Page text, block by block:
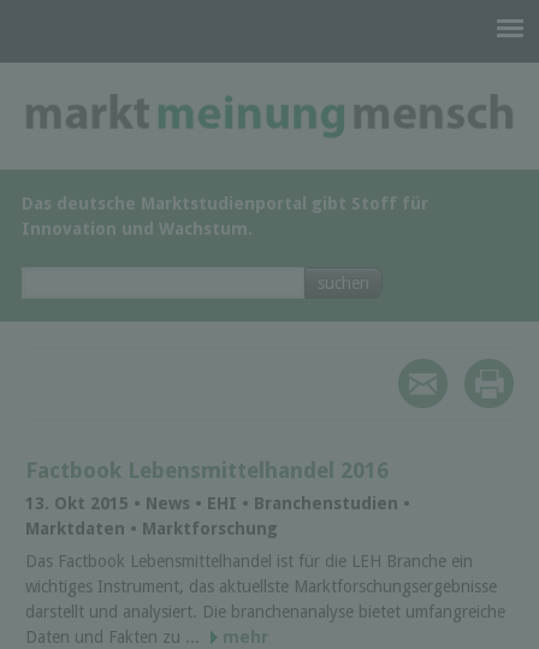
Das deutsche Marktstudienportal gibt Stoff für
Innovation und Wachstum.
Factbook Lebensmittelhandel 2016
13. Okt 2015 • News • EHI • Branchenstudien •
Marktdaten • Marktforschung
Das Factbook Lebensmittelhandel ist für die LEH Branche ein
wichtiges Instrument, das aktuellste Marktforschungsergebnisse
darstellt und analysiert. Die branchenanalyse bietet umfangreiche
Daten und Fakten zu ...
mehr